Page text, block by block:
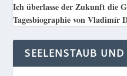
Ich überlasse der Zukunft die
Tagesbiographie von Vladimír
SEELENSTAUB